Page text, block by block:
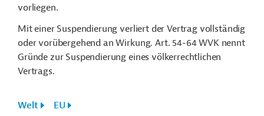
vorliegen.
Mit einer Suspendierung verliert der Vertrag vollständig
oder vorübergehend an Wirkung. Art. 54-64 WVK nennt
Gründe zur Suspendierung eines völkerrechtlichen
Vertrags.
Welt
EU